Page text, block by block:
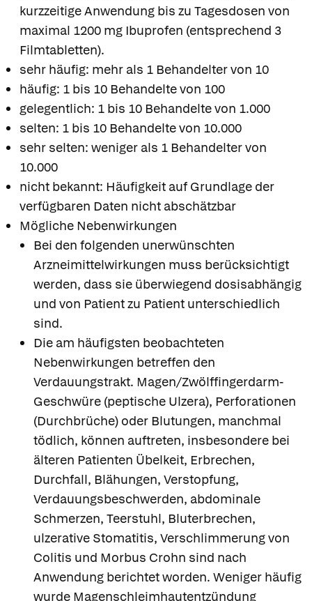
kurzzeitige Anwendung bis zu Tagesdosen von
maximal 1200 mg Ibuprofen (entsprechend 3
Filmtabletten).
sehr häufig: mehr als 1 Behandelter von 10
häufig: 1 bis 10 Behandelte von 100
gelegentlich: 1 bis 10 Behandelte von 1.000
selten: 1 bis 10 Behandelte von 10.000
sehr selten: weniger als 1 Behandelter von
10.000
nicht bekannt: Häufigkeit auf Grundlage der
verfügbaren Daten nicht abschätzbar
Mögliche Nebenwirkungen
Bei den folgenden unerwünschten
Arzneimittelwirkungen muss berücksichtigt
werden, dass sie überwiegend dosisabhängig
und von Patient zu Patient unterschiedlich
sind.
Die am häufigsten beobachteten
Nebenwirkungen betreffen den
Verdauungstrakt. Magen/Zwölffingerdarm-
Geschwüre (peptische Ulzera), Perforationen
(Durchbrüche) oder Blutungen, manchmal
tödlich, können auftreten, insbesondere bei
älteren Patienten Übelkeit, Erbrechen,
Durchfall, Blähungen, Verstopfung,
Verdauungsbeschwerden, abdominale
Schmerzen, Teerstuhl, Bluterbrechen,
ulzerative Stomatitis, Verschlimmerung von
Colitis und Morbus Crohn sind nach
Anwendung berichtet worden. Weniger häufig
wurde Magenschleimhautentzündung